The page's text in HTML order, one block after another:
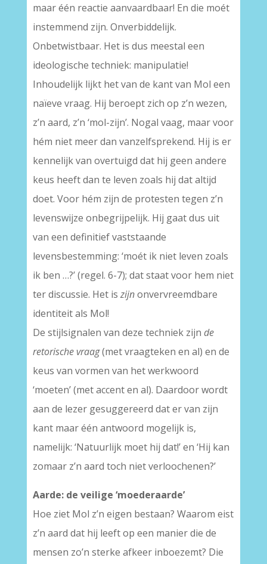
maar één reactie aanvaardbaar! En die moét
instemmend zijn. Onverbiddelijk.
Onbetwistbaar. Het is dus meestal een
ideologische techniek: manipulatie!
Inhoudelijk lijkt het van de kant van Mol een
naïeve vraag. Hij beroept zich op z’n wezen,
z’n aard, z’n ‘mol-zijn’. Nogal vaag, maar voor
hém niet meer dan vanzelfsprekend. Hij is er
kennelijk van overtuigd dat hij geen andere
keus heeft dan te leven zoals hij dat altijd
doet. Voor hém zijn de protesten tegen z’n
levenswijze onbegrijpelijk. Hij gaat dus uit
van een definitief vaststaande
levensbestemming: ‘moét ik niet leven zoals
ik ben …?’ (regel. 6-7); dat staat voor hem niet
ter discussie. Het is zijnonvervreemdbare
identiteit als Mol!
De stijlsignalen van deze techniek zijn de
retorische vraag(met vraagteken en al) en de
keus van vormen van het werkwoord
‘moeten’ (met accent en al). Daardoor wordt
aan de lezer gesuggereerd dat er van zijn
kant maar één antwoord mogelijk is,
namelijk: ‘Natuurlijk moet hij dat!’ en ‘Hij kan
zomaar z’n aard toch niet verloochenen?’
Aarde: de veilige ‘moederaarde’
Hoe ziet Mol z’n eigen bestaan? Waarom eist
z’n aard dat hij leeft op een manier die de
mensen zo’n sterke afkeer inboezemt? Die